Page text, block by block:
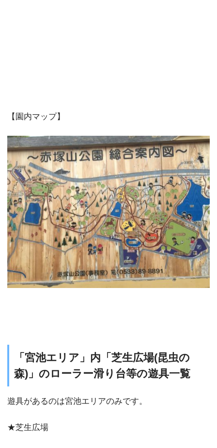
【園内マップ】
「宮池エリア」内「芝生広場(昆虫の
森)」のローラー滑り台等の遊具一覧
遊具があるのは宮池エリアのみです。
★芝生広場